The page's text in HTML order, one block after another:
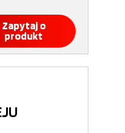
Zapytaj o
produkt